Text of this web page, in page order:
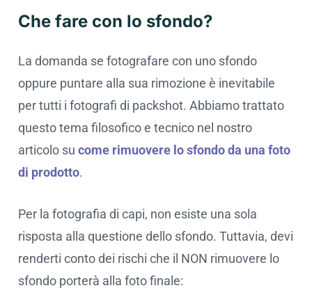
Che fare con lo sfondo?
La domanda se fotografare con uno sfondo
oppure puntare alla sua rimozione è inevitabile
per tutti i fotografi di packshot. Abbiamo trattato
questo tema filosofico e tecnico nel nostro
articolo su come rimuovere lo sfondo da una foto
di prodotto.
Per la fotografia di capi, non esiste una sola
risposta alla questione dello sfondo. Tuttavia, devi
renderti conto dei rischi che il NON rimuovere lo
sfondo porterà alla foto finale: